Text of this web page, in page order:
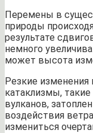
Перемены в
природы
результате
немного
может высота
Резкие
катаклизмы,
вулканов,
воздействия
измениться